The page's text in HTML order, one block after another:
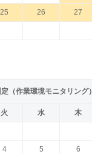
25 26 27
（作業環境モニタリング）
火 水 木
4 5 6